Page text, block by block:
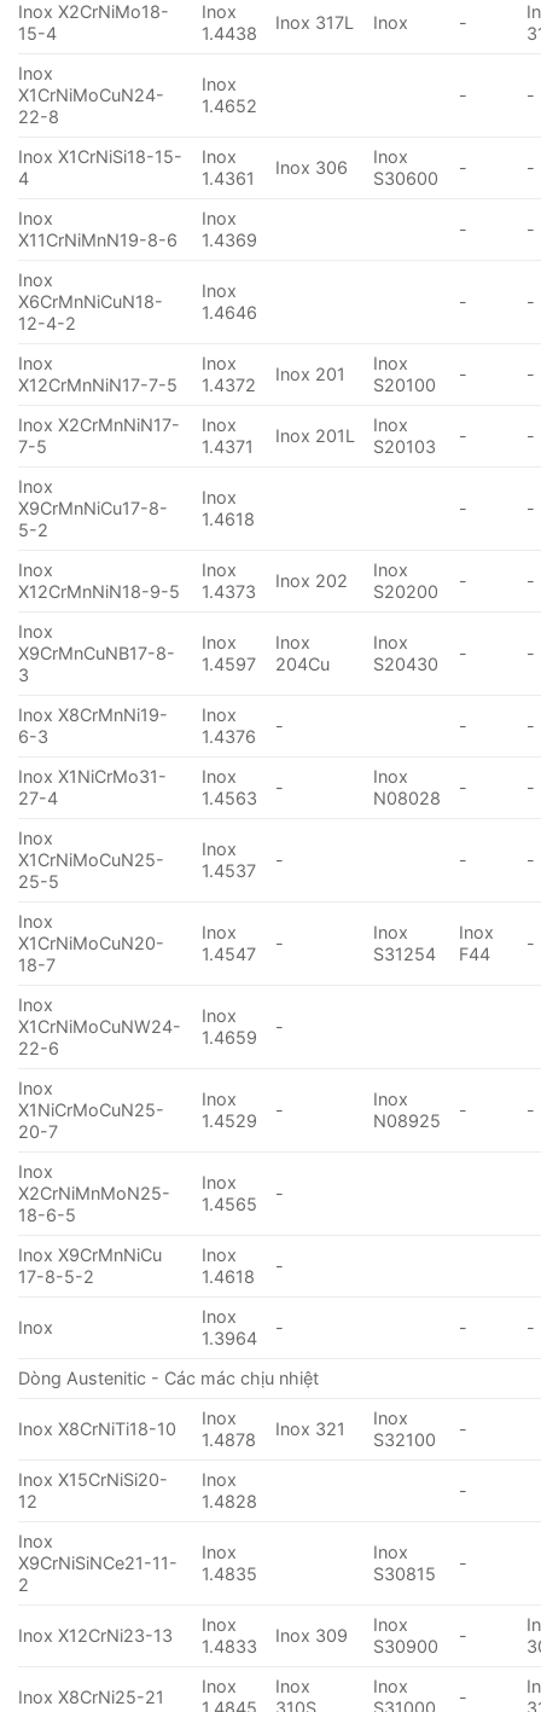
Inox X2CrNiMo18-
15-4
Inox
1.4438
Inox 317L Inox -
Inox
X1CrNiMoCuN24-
22-8
Inox
1.4652
- -
Inox X1CrNiSi18-15-
4
Inox
1.4361
Inox 306
Inox
S30600
- -
Inox
X11CrNiMnN19-8-6
Inox
1.4369
- -
Inox
X6CrMnNiCuN18-
12-4-2
Inox
1.4646
- -
Inox
X12CrMnNiN17-7-5
Inox
1.4372
Inox 201
Inox
S20100
- -
Inox X2CrMnNiN17-
7-5
Inox
1.4371
Inox 201L
Inox
S20103
- -
Inox
X9CrMnNiCu17-8-
5-2
Inox
1.4618
- -
Inox
X12CrMnNiN18-9-5
Inox
1.4373
Inox 202
Inox
S20200
- -
Inox
X9CrMnCuNB17-8-
3
Inox
1.4597
Inox
204Cu
Inox
S20430
- -
Inox X8CrMnNi19-
6-3
Inox
1.4376
- - -
Inox X1NiCrMo31-
27-4
Inox
1.4563
-
Inox
N08028
- -
Inox
X1CrNiMoCuN25-
25-5
Inox
1.4537
- - -
Inox
X1CrNiMoCuN20-
18-7
Inox
1.4547
-
Inox
S31254
Inox
F44
-
Inox
X1CrNiMoCuNW24-
22-6
Inox
1.4659
-
Inox
X1NiCrMoCuN25-
20-7
Inox
1.4529
-
Inox
N08925
- -
Inox
X2CrNiMnMoN25-
18-6-5
Inox
1.4565
-
Inox X9CrMnNiCu
17-8-5-2
Inox
1.4618
-
Inox
Inox
1.3964
- - -
Dòng Austenitic - Các mác chịu nhiệt
Inox X8CrNiTi18-10
Inox
1.4878
Inox 321
Inox
S32100
-
Inox X15CrNiSi20-
12
Inox
1.4828
-
Inox
X9CrNiSiNCe21-11-
2
Inox
1.4835
Inox
S30815
-
Inox X12CrNi23-13
Inox
1.4833
Inox 309
Inox
S30900
-
Inox X8CrNi25-21
Inox
Inox
Inox
-